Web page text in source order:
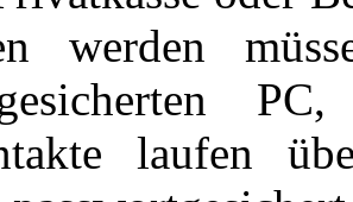
werden
laufen